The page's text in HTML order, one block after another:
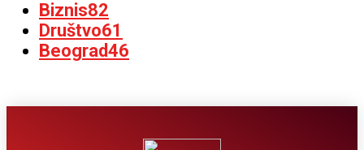
Biznis82
Društvo61
Beograd46